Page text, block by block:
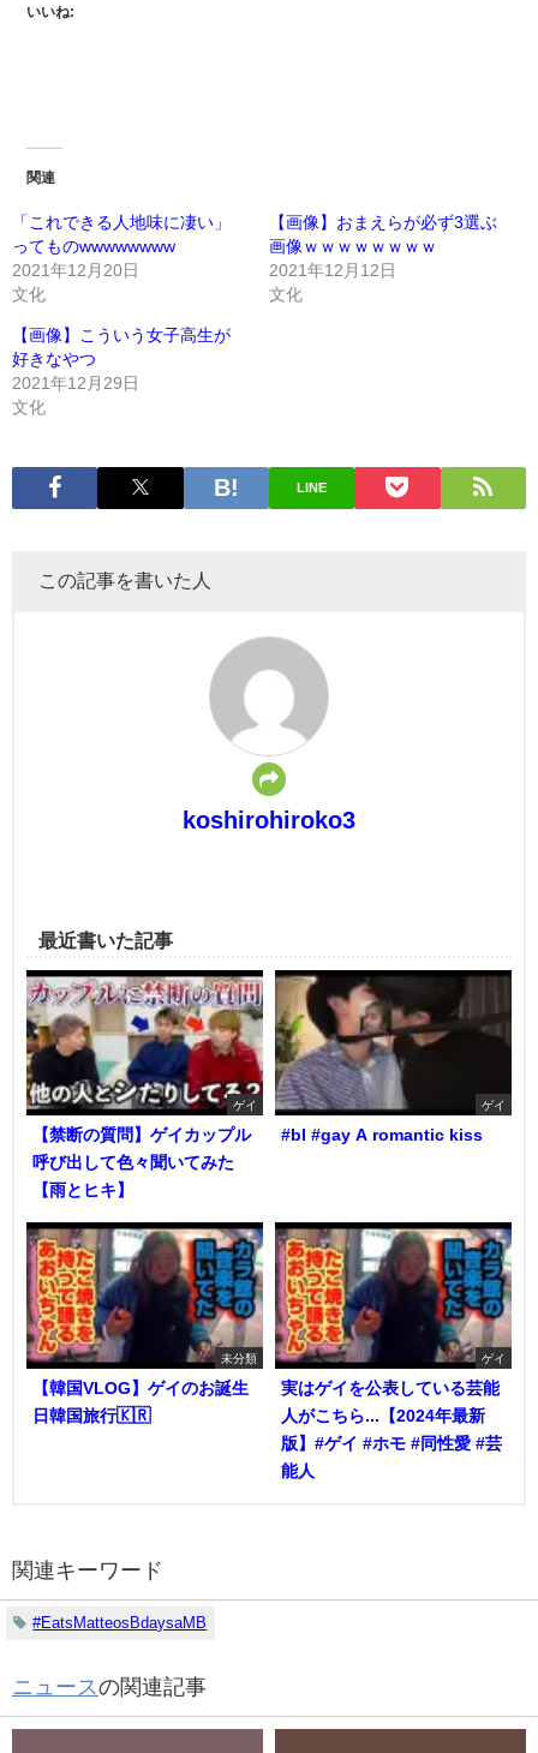
いいね:
関連
「これできる人地味に凄い」
ってものwwwwwwww
2021年12月20日
文化
【画像】おまえらが必ず3選ぶ
画像ｗｗｗｗｗｗｗｗ
2021年12月12日
文化
【画像】こういう女子高生が
好きなやつ
2021年12月29日
文化
LINE
この記事を書いた人
koshirohiroko3
最近書いた記事
ゲイ
【禁断の質問】ゲイカップル
呼び出して色々聞いてみた
【雨とヒキ】
ゲイ
#bl #gay A romantic kiss
未分類
【韓国VLOG】ゲイのお誕生
日韓国旅行🇰🇷
ゲイ
実はゲイを公表している芸能
人がこちら...【2024年最新
版】#ゲイ #ホモ #同性愛 #芸
能人
関連キーワード
#EatsMatteosBdaysaMB
ニュースの関連記事